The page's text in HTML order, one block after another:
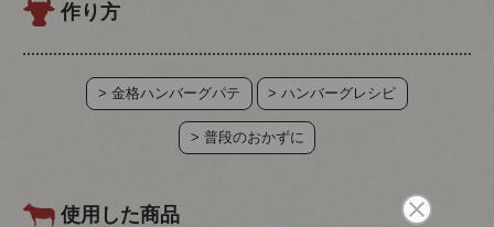
作り方
> 金格ハンバーグパテ > ハンバーグレシピ
> 普段のおかずに
使用した商品